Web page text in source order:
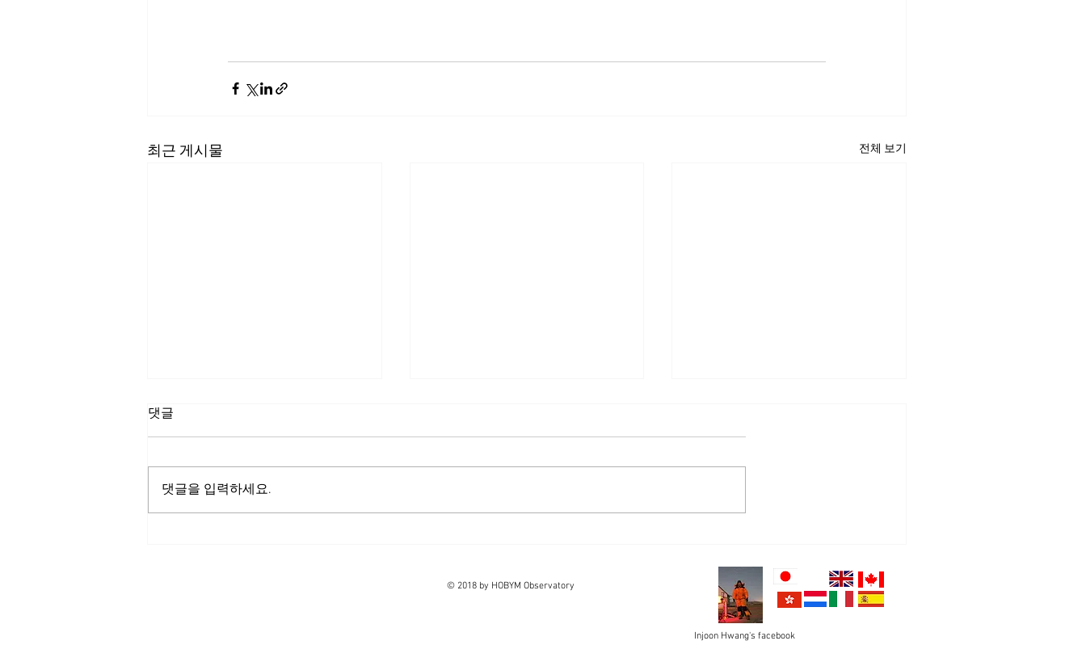
최근 게시물 전체 보기
TiTaN TCS Firmware 4.0
댓글
댓글을 입력하세요.
© 2018 by HOBYM Observatory
Injoon Hwang's facebook